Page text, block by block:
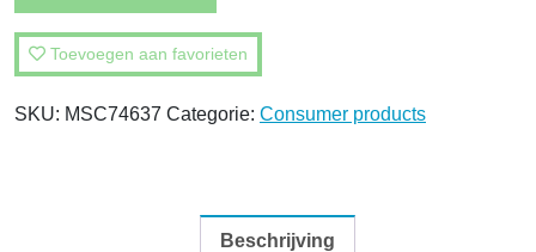
Toevoegen aan favorieten
SKU: MSC74637 Categorie: Consumer products
Beschrijving